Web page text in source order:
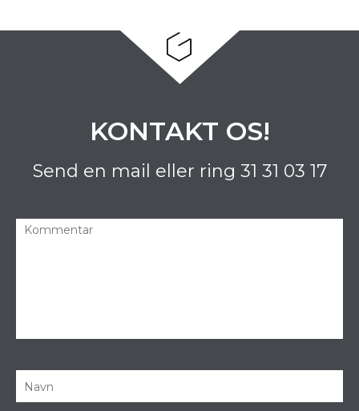
KONTAKT OS!
Send en mail eller ring 31 31 03 17